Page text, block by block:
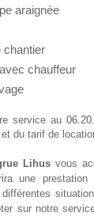
araignée
chantier
chauffeur
service au
du tarif de
Lihus vous
une prestation
sur notre